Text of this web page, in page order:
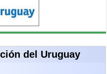
del Uruguay